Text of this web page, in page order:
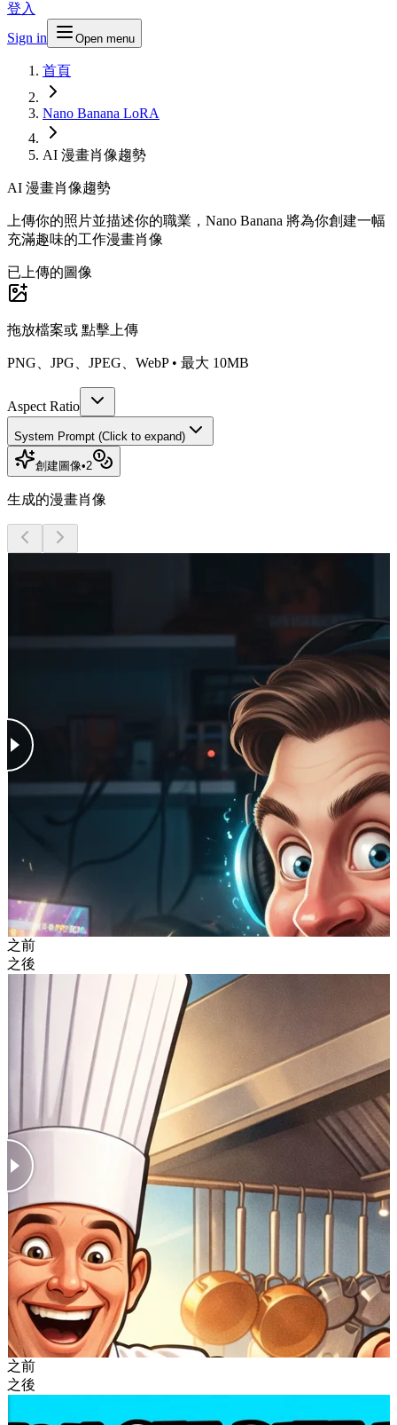
登入
Sign in
Open menu
首頁
Nano Banana LoRA
AI 漫畫肖像趨勢
AI 漫畫肖像趨勢
上傳你的照片並描述你的職業，Nano Banana 將為你創建一幅
充滿趣味的工作漫畫肖像
已上傳的圖像
拖放檔案或 點擊上傳
PNG、JPG、JPEG、WebP • 最大 10MB
Aspect Ratio
System Prompt (Click to expand)
創建圖像•2
生成的漫畫肖像
之前
之後
之前
之後